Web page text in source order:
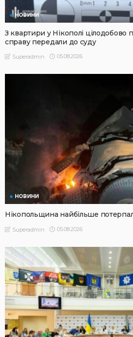
НОВИНИ
З квартири у Нікополі цілодобово
справу передали до суду
Superadmin 05.08.2026
НОВИНИ
Нікопольщина найбільше
Superadmin 05.08.2026